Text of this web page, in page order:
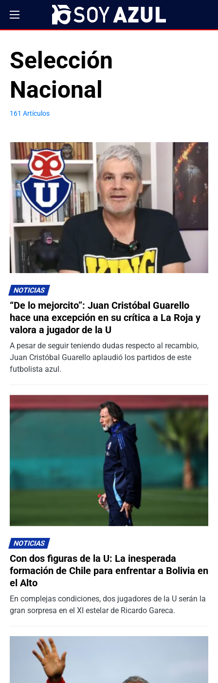
Selección
Nacional
161 Artículos
NOTICIAS
“De lo mejorcito”: Juan Cristóbal Guarello
hace una excepción en su crítica a La Roja y
valora a jugador de la U
A pesar de seguir teniendo dudas respecto al recambio,
Juan Cristóbal Guarello aplaudió los partidos de este
futbolista azul.
NOTICIAS
Con dos figuras de la U: La inesperada
formación de Chile para enfrentar a Bolivia en
el Alto
En complejas condiciones, dos jugadores de la U serán la
gran sorpresa en el XI estelar de Ricardo Gareca.